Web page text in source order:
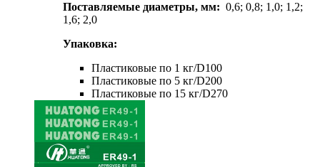
Поставляемые диаметры, мм: 0,6; 0,8; 1,0; 1,2;
1,6; 2,0
Упаковка:
Пластиковые по 1 кг/D100
Пластиковые по 5 кг/D200
Пластиковые по 15 кг/D270